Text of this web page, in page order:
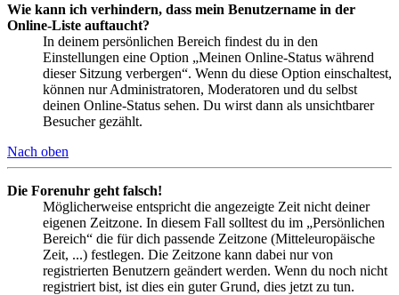
Wie kann ich verhindern, dass mein Benutzername in der
Online-Liste auftaucht?
In deinem persönlichen Bereich findest du in den
Einstellungen eine Option „Meinen Online-Status während
dieser Sitzung verbergen“. Wenn du diese Option einschaltest,
können nur Administratoren, Moderatoren und du selbst
deinen Online-Status sehen. Du wirst dann als unsichtbarer
Besucher gezählt.
Nach oben
Die Forenuhr geht falsch!
Möglicherweise entspricht die angezeigte Zeit nicht deiner
eigenen Zeitzone. In diesem Fall solltest du im „Persönlichen
Bereich“ die für dich passende Zeitzone (Mitteleuropäische
Zeit, ...) festlegen. Die Zeitzone kann dabei nur von
registrierten Benutzern geändert werden. Wenn du noch nicht
registriert bist, ist dies ein guter Grund, dies jetzt zu tun.